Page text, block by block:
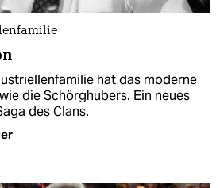
hat das moderne
die Schörghubers. Ein neues
des Clans.